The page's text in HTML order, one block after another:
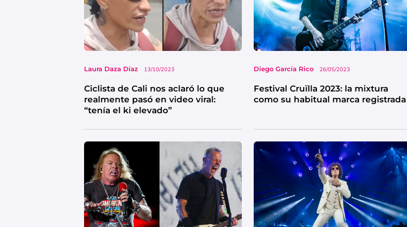
Laura Daza Díaz 13/10/2023
Ciclista de Cali nos aclaró lo que
realmente pasó en video viral:
“tenía el ki elevado”
Diego García Rico 26/05/2023
Festival Cruïlla 2023: la mixtura
como su habitual marca registrada